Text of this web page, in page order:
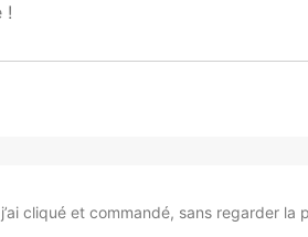
!
cliqué et commandé, sans regarder la